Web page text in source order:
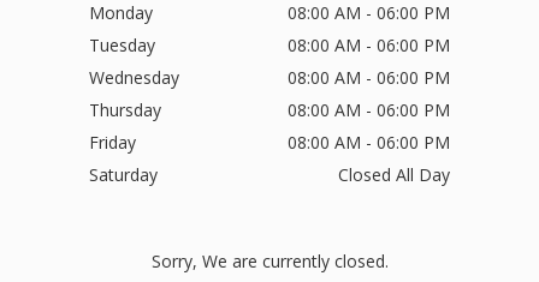
Monday
08:00 AM - 06:00 PM
Tuesday
08:00 AM - 06:00 PM
Wednesday
08:00 AM - 06:00 PM
Thursday
08:00 AM - 06:00 PM
Friday
08:00 AM - 06:00 PM
Saturday
Closed All Day
Sorry, We are currently closed.